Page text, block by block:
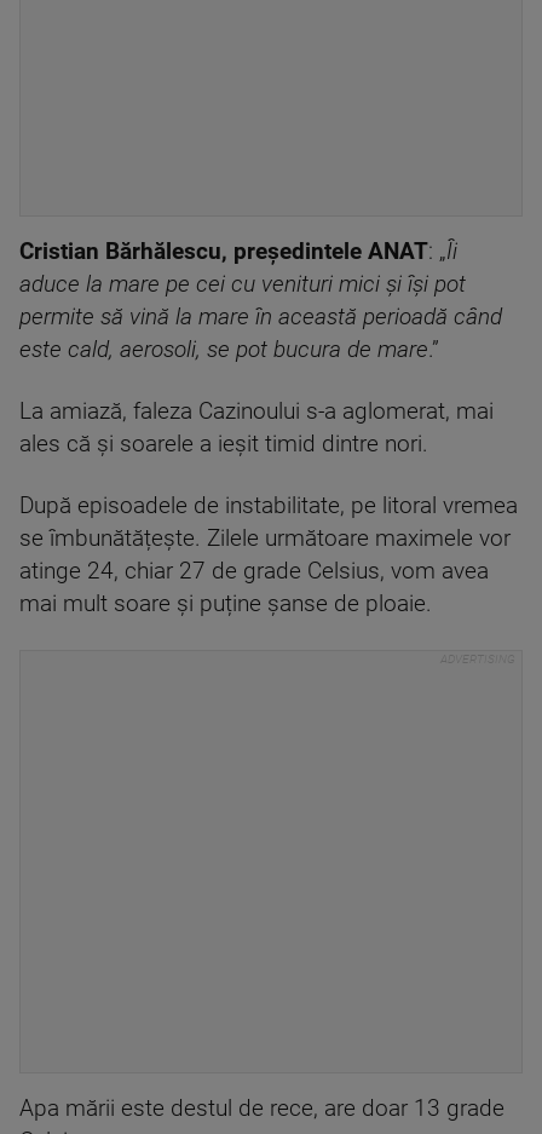
Cristian Bărhălescu, președintele ANAT: „Îi
aduce la mare pe cei cu venituri mici și își pot
permite să vină la mare în această perioadă când
este cald, aerosoli, se pot bucura de mare.”
La amiază, faleza Cazinoului s-a aglomerat, mai
ales că și soarele a ieșit timid dintre nori.
După episoadele de instabilitate, pe litoral vremea
se îmbunătățește. Zilele următoare maximele vor
atinge 24, chiar 27 de grade Celsius, vom avea
mai mult soare și puține șanse de ploaie.
Apa mării este destul de rece, are doar 13 grade